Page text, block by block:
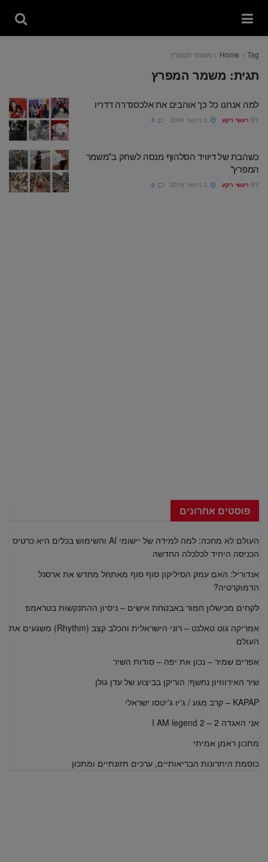
Home Tag משמר המפרץ
תגית: משמר המפרץ
למה אנחנו כל כך אוהבים את אלכסנדרה דדריו
BY רעשי רקע
כשהבת של דיוויד הסלהוף מנסה לשחק ב"משמר
המפרץ"
BY רעשי רקע
פוסטים אחרונים
העולם לא מחכה: למה למידה של יישומי AI והשימוש בכלים היא כרטיס
הכניסה היחיד לכלכלה החדשה
אנדוריל: האם עמק הסיליקון סוף סוף מאתחל מחדש את ארסנל
הדמוקרטיה?
לקחים מכישלון חמור באבטחת אישים – ניסיון ההתנקשות בטראמפ
אמריקה גוט טאלנט – רוני הישראלית והכלב קצב (Rhythm) משגעים את
העולם
אפרים שמיר – נכון את יפה – סודות השיר
שיר האירווזיון נחשף: הוריקן בביצוע של עדן גולן
KAPAP – קרב מגע / ג'יו ג'יטסו ישראלי
אני האגדה 2 – I AM legend 2
מתכון ראמן אמיתי
כוסמת היתרונות הבריאותיים, ערכים תזונתיים ומתכון